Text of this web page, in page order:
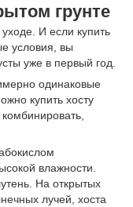
грунте
И если купить
условия, вы
уже в первый год.
одинаковые
купить хосту
влажности.
На открытых
лучей, хоста